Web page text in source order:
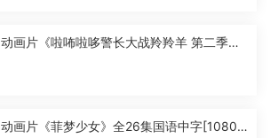
动画片《啦咘啦哆警长大战羚羚羊 第二季》
动画片《菲梦少女》全26集国语中字[1080